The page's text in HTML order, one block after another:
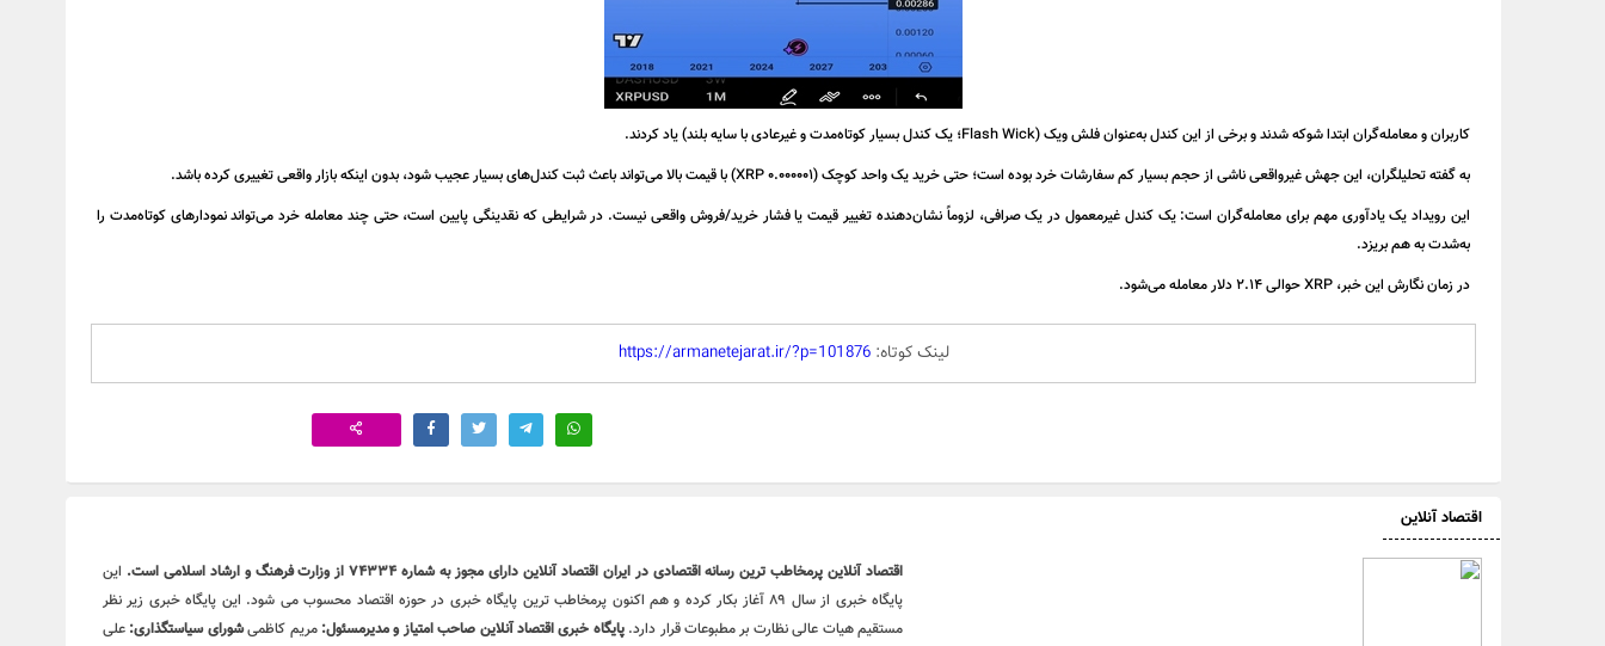
کاربران و معامله‌گران ابتدا شوکه شدند و برخی از این کندل به‌عنوان فلش ویک (Flash Wick؛ یک کندل بسیار کوتاه‌مدت و غیرعادی با سایه بلند) یاد کردند.
به گفته تحلیلگران، این جهش غیرواقعی ناشی از حجم بسیار کم سفارشات خرد بوده است؛ حتی خرید یک واحد کوچک (۰.۰۰۰۰۰۱ XRP) با قیمت بالا می‌تواند باعث ثبت کندل‌های بسیار عجیب شود، بدون اینکه بازار واقعی تغییری کرده باشد.
این رویداد یک یادآوری مهم برای معامله‌گران است: یک کندل غیرمعمول در یک صرافی، لزوماً نشان‌دهنده تغییر قیمت یا فشار خرید/فروش واقعی نیست. در شرایطی که نقدینگی پایین است، حتی چند معامله خرد می‌تواند نمودارهای کوتاه‌مدت را
به‌شدت به هم بریزد.
در زمان نگارش این خبر، XRP حوالی ۲.۱۴ دلار معامله می‌شود.
لینک کوتاه:https://armanetejarat.ir/?p=101876
اقتصاد آنلاین
اقتصاد آنلاین پرمخاطب ترین رسانه اقتصادی در ایران اقتصاد آنلاین دارای مجوز به شماره ۷۴۳۳۴ از وزارت فرهنگ و ارشاد اسلامی است.
این
پایگاه خبری از سال ۸۹ آغاز بکار کرده و هم اکنون پرمخاطب ترین پایگاه خبری در حوزه اقتصاد محسوب می شود. این پایگاه خبری زیر نظر
مستقیم هیات عالی نظارت بر مطبوعات قرار دارد.پایگاه خبری اقتصاد آنلاین صاحب امتیاز و مدیرمسئول: مریم کاظمیشورای سیاستگذاری: علی